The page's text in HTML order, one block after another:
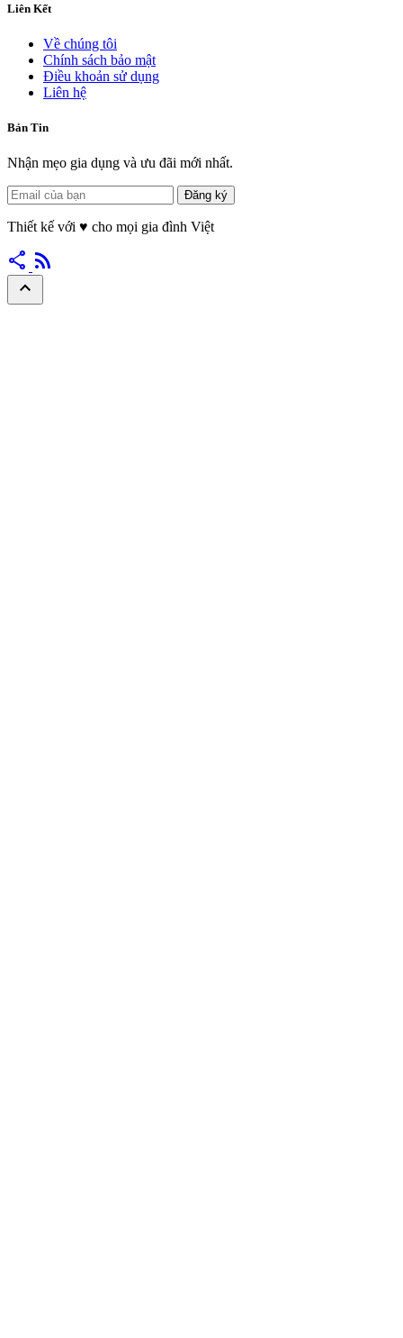
Liên Kết
Về chúng tôi
Chính sách bảo mật
Điều khoản sử dụng
Liên hệ
Bản Tin
Nhận mẹo gia dụng và ưu đãi mới nhất.
Đăng ký
Thiết kế với ♥ cho mọi gia đình Việt
share rss_feed
expand_less